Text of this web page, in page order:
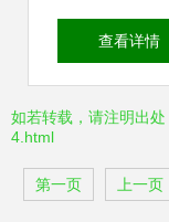
版图片应用
查看详情
如若转载，请注明出
4.html
第一页 上一页